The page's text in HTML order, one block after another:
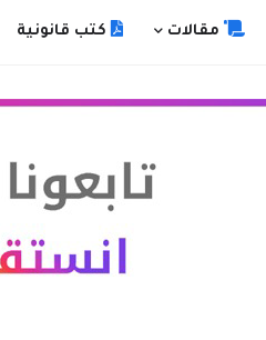
مقالات كتب قانونية